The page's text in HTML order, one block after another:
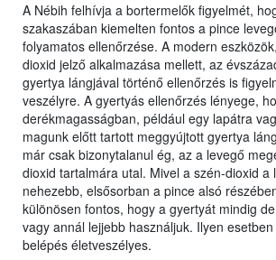
A Nébih felhívja a bortermelők figyelmét,
szakaszában kiemelten fontos a pince
folyamatos ellenőrzése. A modern
dioxid jelző alkalmazása mellett, az
gyertya lángjával történő ellenőrzés is
veszélyre. A gyertyás ellenőrzés lényege,
derékmagasságban, például egy lapátra
magunk előtt tartott meggyújtott gyertya
már csak bizonytalanul ég, az a levegő
dioxid tartalmára utal. Mivel a szén-dioxid a
nehezebb, elsősorban a pince alsó
különösen fontos, hogy a gyertyát mindig
vagy annál lejjebb használjuk. Ilyen
belépés életveszélyes.